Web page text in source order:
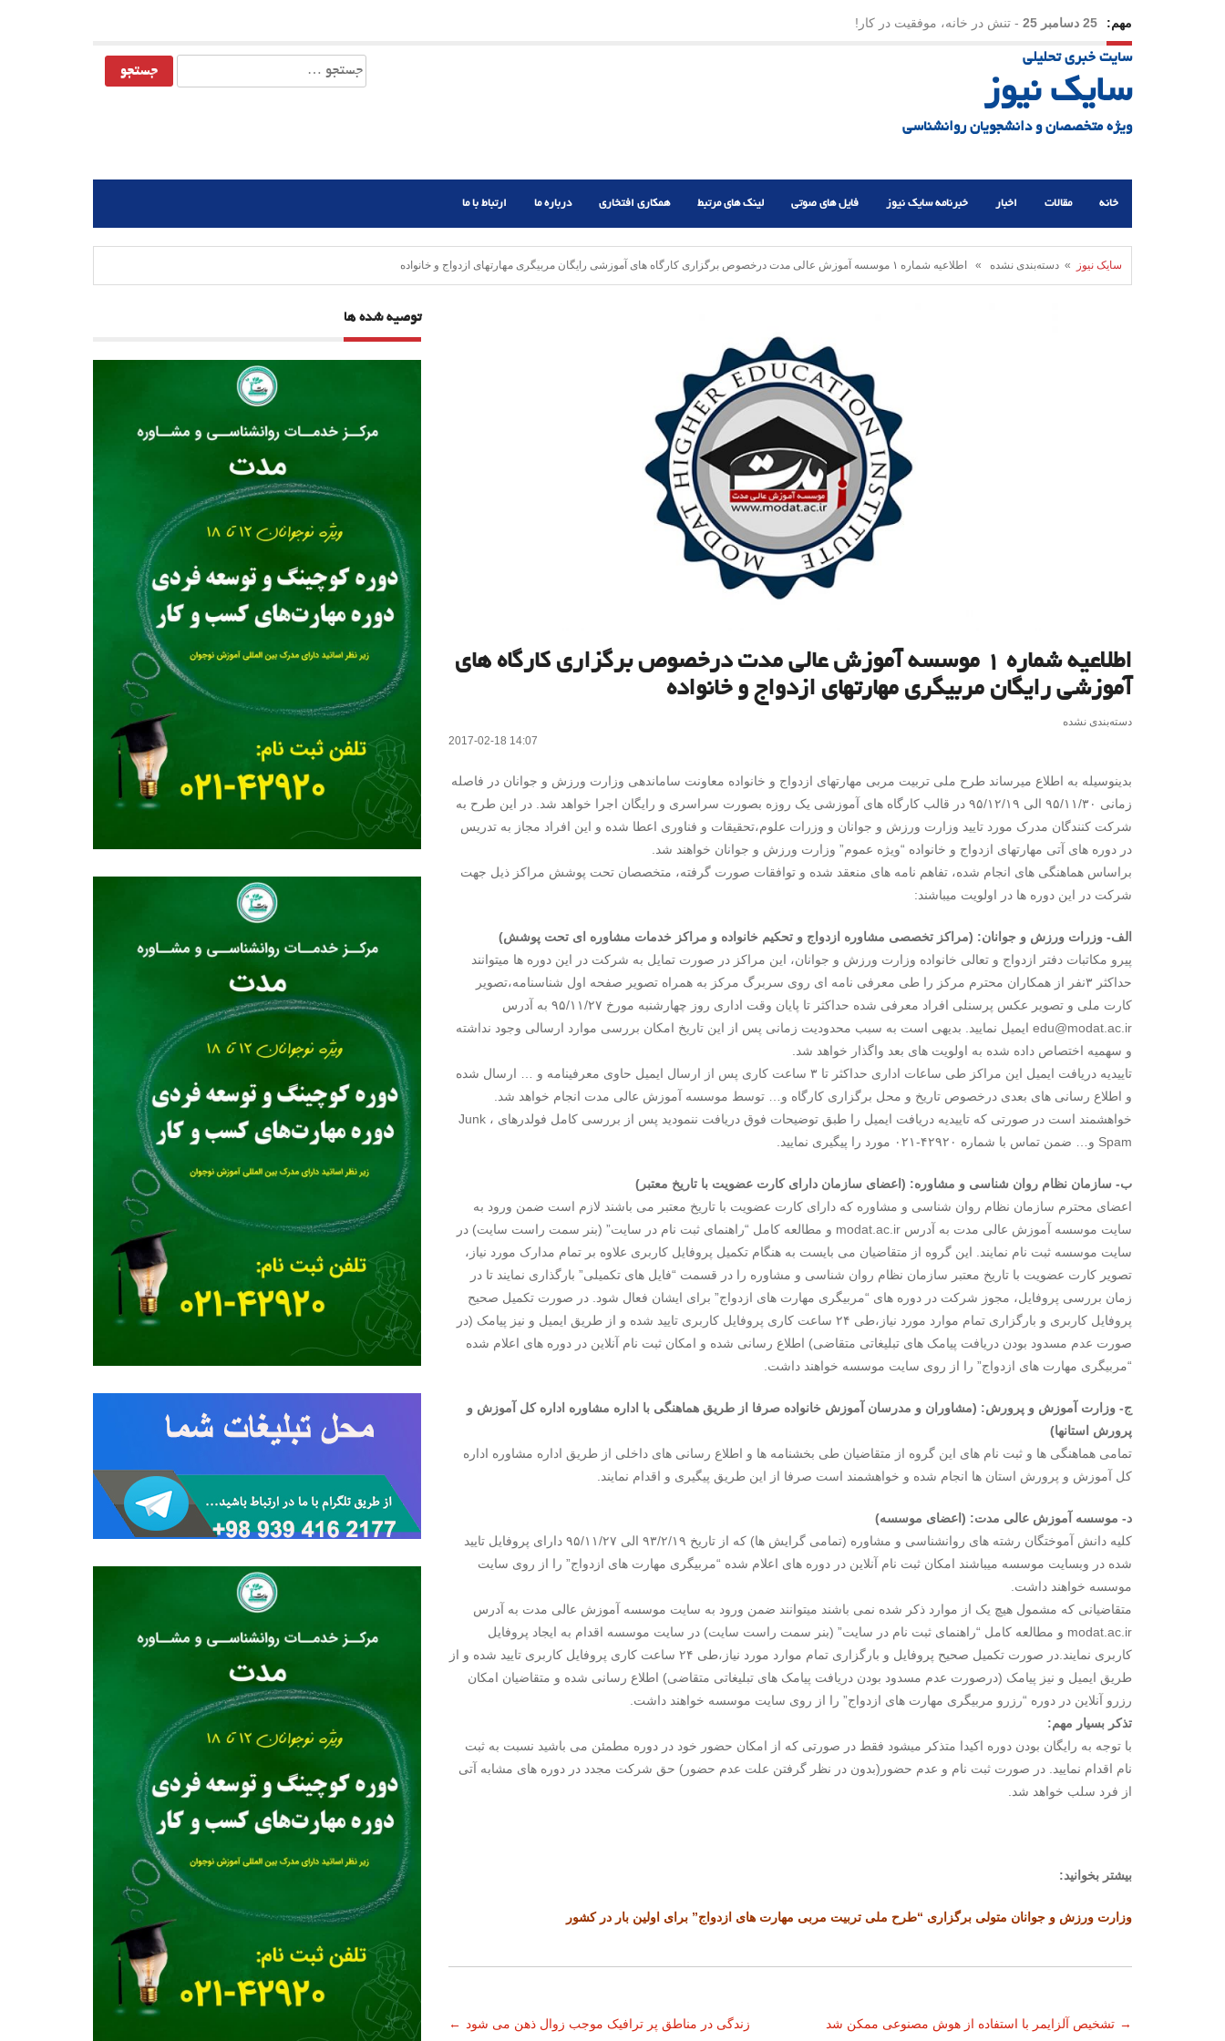
مهم: 25 دسامبر 25 - تنش در خانه، موفقیت در کار!
23 دسامبر 25
سایت خبری تحلیلی
سایک نیوز
ویژه متخصصان و دانشجویان روانشناسی
جستجو
برای:
خانه مقالات اخبار خبرنامه سایک نیوز فایل های صوتی لینک های مرتبط همکاری افتخاری درباره ما ارتباط با ما
سایک نیوز » دسته‌بندی نشده » اطلاعیه شماره ١ موسسه آموزش عالی مدت درخصوص برگزاری کارگاه های آموزشی رایگان مربیگری مهارتهای ازدواج و خانواده
اطلاعیه شماره ١ موسسه آموزش عالی مدت درخصوص برگزاری کارگاه های
آموزشی رایگان مربیگری مهارتهای ازدواج و خانواده
دسته‌بندی نشده
2017-02-18 14:07
بدینوسیله به اطلاع میرساند طرح ملی تربیت مربی مهارتهای ازدواج و خانواده معاونت ساماندهی وزارت ورزش و جوانان در فاصله
زمانی ۹۵/۱۱/۳۰ الی ۹۵/۱۲/۱۹ در قالب کارگاه های آموزشی یک روزه بصورت سراسری و رایگان اجرا خواهد شد. در این طرح به
شرکت کنندگان مدرک مورد تایید وزارت ورزش و جوانان و وزرات علوم،تحقیقات و فناوری اعطا شده و این افراد مجاز به تدریس
در دوره های آتی مهارتهای ازدواج و خانواده “ویژه عموم” وزارت ورزش و جوانان خواهند شد.
براساس هماهنگی های انجام شده، تفاهم نامه های منعقد شده و توافقات صورت گرفته، متخصصان تحت پوشش مراکز ذیل جهت
شرکت در این دوره ها در اولویت میباشند:
الف- وزرات ورزش و جوانان: (مراکز تخصصی مشاوره ازدواج و تحکیم خانواده و مراکز خدمات مشاوره ای تحت پوشش)
پیرو مکاتبات دفتر ازدواج و تعالی خانواده وزارت ورزش و جوانان، این مراکز در صورت تمایل به شرکت در این دوره ها میتوانند
حداکثر ۳نفر از همکاران محترم مرکز را طی معرفی نامه ای روی سربرگ مرکز به همراه تصویر صفحه اول شناسنامه،تصویر
کارت ملی و تصویر عکس پرسنلی افراد معرفی شده حداکثر تا پایان وقت اداری روز چهارشنبه مورخ ۹۵/۱۱/۲۷ به آدرس
edu@modat.ac.ir ایمیل نمایید. بدیهی است به سبب محدودیت زمانی پس از این تاریخ امکان بررسی موارد ارسالی وجود نداشته
و سهمیه اختصاص داده شده به اولویت های بعد واگذار خواهد شد.
تاییدیه دریافت ایمیل این مراکز طی ساعات اداری حداکثر تا ۳ ساعت کاری پس از ارسال ایمیل حاوی معرفینامه و … ارسال شده
و اطلاع رسانی های بعدی درخصوص تاریخ و محل برگزاری کارگاه و… توسط موسسه آموزش عالی مدت انجام خواهد شد.
خواهشمند است در صورتی که تاییدیه دریافت ایمیل را طبق توضیحات فوق دریافت ننمودید پس از بررسی کامل فولدرهای Junk ،
Spam و… ضمن تماس با شماره ۴۲۹۲۰-۰۲۱ مورد را پیگیری نمایید.
ب- سازمان نظام روان شناسی و مشاوره: (اعضای سازمان دارای کارت عضویت با تاریخ معتبر)
اعضای محترم سازمان نظام روان شناسی و مشاوره که دارای کارت عضویت با تاریخ معتبر می باشند لازم است ضمن ورود به
سایت موسسه آموزش عالی مدت به آدرس modat.ac.ir و مطالعه کامل “راهنمای ثبت نام در سایت” (بنر سمت راست سایت) در
سایت موسسه ثبت نام نمایند. این گروه از متقاضیان می بایست به هنگام تکمیل پروفایل کاربری علاوه بر تمام مدارک مورد نیاز،
تصویر کارت عضویت با تاریخ معتبر سازمان نظام روان شناسی و مشاوره را در قسمت “فایل های تکمیلی” بارگذاری نمایند تا در
زمان بررسی پروفایل، مجوز شرکت در دوره های “مربیگری مهارت های ازدواج” برای ایشان فعال شود. در صورت تکمیل صحیح
پروفایل کاربری و بارگزاری تمام موارد مورد نیاز،طی ۲۴ ساعت کاری پروفایل کاربری تایید شده و از طریق ایمیل و نیز پیامک (در
صورت عدم مسدود بودن دریافت پیامک های تبلیغاتی متقاضی) اطلاع رسانی شده و امکان ثبت نام آنلاین در دوره های اعلام شده
“مربیگری مهارت های ازدواج” را از روی سایت موسسه خواهند داشت.
ج- وزارت آموزش و پرورش: (مشاوران و مدرسان آموزش خانواده صرفا از طریق هماهنگی با اداره مشاوره اداره کل آموزش و
پرورش استانها)
تمامی هماهنگی ها و ثبت نام های این گروه از متقاضیان طی بخشنامه ها و اطلاع رسانی های داخلی از طریق اداره مشاوره اداره
کل آموزش و پرورش استان ها انجام شده و خواهشمند است صرفا از این طریق پیگیری و اقدام نمایند.
د- موسسه آموزش عالی مدت: (اعضای موسسه)
کلیه دانش آموختگان رشته های روانشناسی و مشاوره (تمامی گرایش ها) که از تاریخ ۹۳/۲/۱۹ الی ۹۵/۱۱/۲۷ دارای پروفایل تایید
شده در وبسایت موسسه میباشند امکان ثبت نام آنلاین در دوره های اعلام شده “مربیگری مهارت های ازدواج” را از روی سایت
موسسه خواهند داشت.
متقاضیانی که مشمول هیچ یک از موارد ذکر شده نمی باشند میتوانند ضمن ورود به سایت موسسه آموزش عالی مدت به آدرس
modat.ac.ir و مطالعه کامل “راهنمای ثبت نام در سایت” (بنر سمت راست سایت) در سایت موسسه اقدام به ایجاد پروفایل
کاربری نمایند.در صورت تکمیل صحیح پروفایل و بارگزاری تمام موارد مورد نیاز،طی ۲۴ ساعت کاری پروفایل کاربری تایید شده و از
طریق ایمیل و نیز پیامک (درصورت عدم مسدود بودن دریافت پیامک های تبلیغاتی متقاضی) اطلاع رسانی شده و متقاضیان امکان
رزرو آنلاین در دوره “رزرو مربیگری مهارت های ازدواج” را از روی سایت موسسه خواهند داشت.
تذکر بسیار مهم:
با توجه به رایگان بودن دوره اکیدا متذکر میشود فقط در صورتی که از امکان حضور خود در دوره مطمئن می باشید نسبت به ثبت
نام اقدام نمایید. در صورت ثبت نام و عدم حضور(بدون در نظر گرفتن علت عدم حضور) حق شرکت مجدد در دوره های مشابه آتی
از فرد سلب خواهد شد.
بیشتر بخوانید:
وزارت ورزش و جوانان متولی برگزاری “طرح ملی تربیت مربی مهارت های ازدواج” برای اولین بار در کشور
ناوبری ← زندگی در مناطق پر ترافیک موجب زوال ذهن می شود تشخیص آلزایمر با استفاده از هوش مصنوعی ممکن شد →
توصیه شده ها